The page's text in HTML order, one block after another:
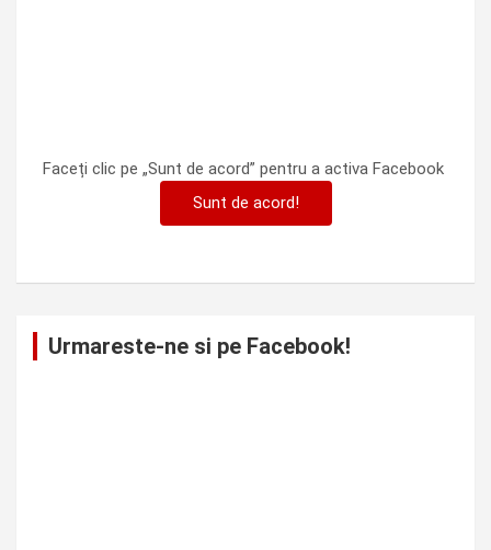
Faceți clic pe „Sunt de acord” pentru a activa Facebook
Sunt de acord!
Urmareste-ne si pe Facebook!